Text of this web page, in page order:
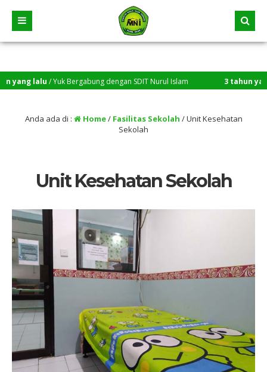
yang lalu/ Yuk Bergabung dengan SDIT Nurul Islam 3 tahun yang
Anda ada di : Home/ Fasilitas Sekolah /Unit Kesehatan
Sekolah
Unit Kesehatan Sekolah